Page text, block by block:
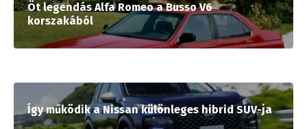
Öt legendás Alfa Romeo a Busso V6
korszakából
Így működik a Nissan különleges hibrid SUV-ja